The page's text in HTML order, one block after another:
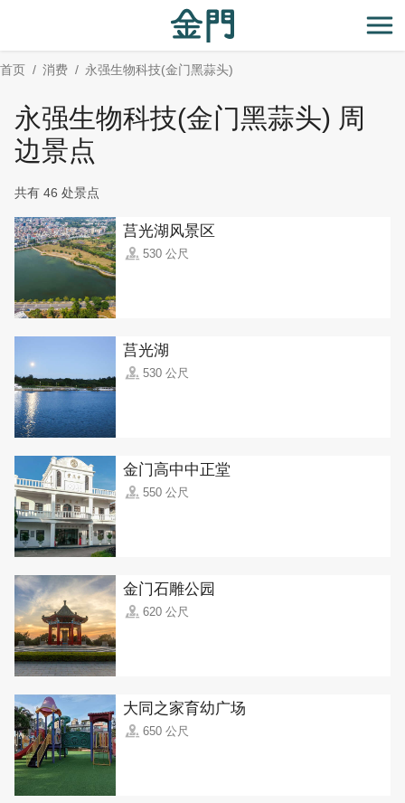
主
要
开
首页 消费 永强生物科技(金门黑蒜头)
永强生物科技(金门黑蒜头) 周
边景点
共有 46 处景点
莒光湖风景区
530 公尺
莒光湖
530 公尺
金门高中中正堂
550 公尺
金门石雕公园
620 公尺
大同之家育幼广场
650 公尺